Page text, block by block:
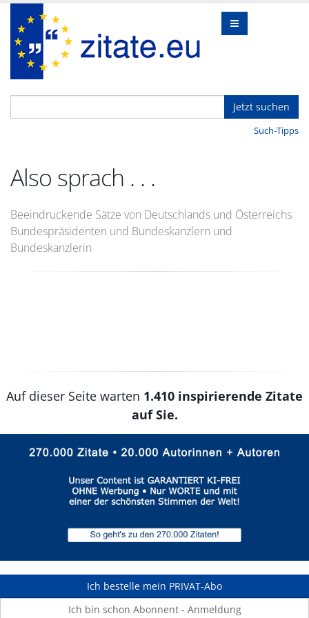
Jetzt suchen
Such-Tipps
Also sprach . . .
Beeindruckende Sätze von Deutschlands und Österreichs
Bundespräsidenten und Bundeskanzlern und
Bundeskanzlerin
Auf dieser Seite warten 1.410 inspirierende Zitate
auf Sie.
Ich bestelle mein PRIVAT-Abo
Ich bin schon Abonnent - Anmeldung